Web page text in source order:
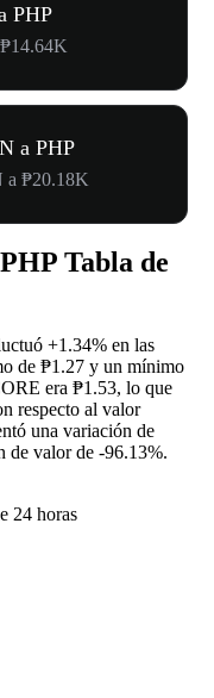
PHP
a PHP
a ₱20.18K
Tabla de
+1.34% en las
de ₱1.27 y un mínimo
era ₱1.53, lo que
respecto al valor
una variación de
de valor de -96.13%.
24 horas